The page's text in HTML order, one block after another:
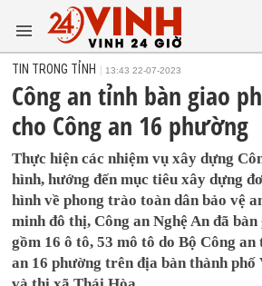
TIN TRONG TỈNH 13:43 22-07-2023
Công an tỉnh bàn giao
cho Công an 16 phường
Thực hiện các nhiệm vụ xây dựng
hình, hướng đến mục tiêu xây dựng
hình về phong trào toàn dân bảo vệ
minh đô thị, Công an Nghệ An đã
gồm 16 ô tô, 53 mô tô do Bộ Công
an 16 phường trên địa bàn thành